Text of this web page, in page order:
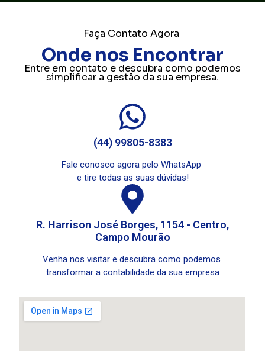
Faça Contato Agora
Onde nos Encontrar
Entre em contato e descubra como podemos
simplificar a gestão da sua empresa.
(44) 99805-8383
Fale conosco agora pelo WhatsApp
e tire todas as suas dúvidas!
R. Harrison José Borges, 1154 - Centro,
Campo Mourão
Venha nos visitar e descubra como podemos
transformar a contabilidade da sua empresa